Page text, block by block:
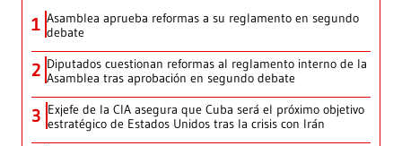
1 Asamblea aprueba reformas a su reglamento en segundo
debate
2 Diputados cuestionan reformas al reglamento interno de la
Asamblea tras aprobación en segundo debate
3 Exjefe de la CIA asegura que Cuba será el próximo objetivo
estratégico de Estados Unidos tras la crisis con Irán